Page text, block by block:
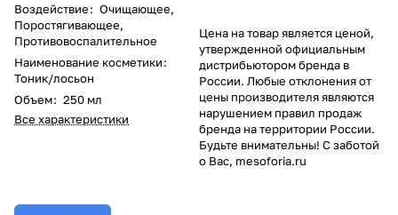
Воздействие: Очищающее,
Поростягивающее,
Противовоспалительное
Наименование косметики:
Тоник/лосьон
Объем: 250 мл
Все характеристики
Цена на товар является ценой,
утвержденной официальным
дистрибьютором бренда в
России. Любые отклонения от
цены производителя являются
нарушением правил продаж
бренда на территории России.
Будьте внимательны! С заботой
о Вас, mesoforia.ru